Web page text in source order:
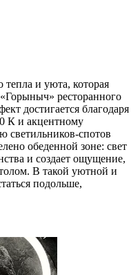
и уюта, которая
ресторанного
достигается благодаря
К и акцентному
светильников-спотов
обеденной зоне: свет
и создает ощущение,
В такой уютной и
подольше,